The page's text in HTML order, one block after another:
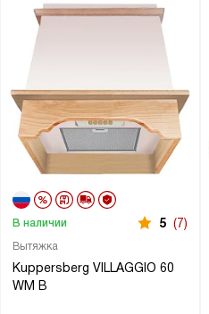
Вытяжка
Kuppersberg VILLAGGIO 60
WM B
В наличии 5 (7)